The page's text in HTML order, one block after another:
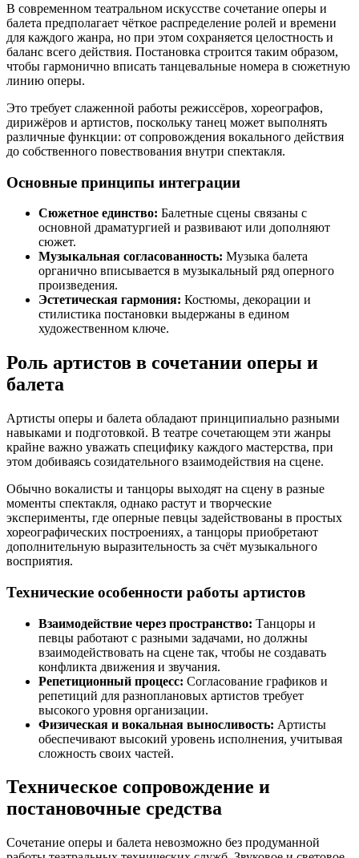
В современном театральном искусстве сочетание оперы и
балета предполагает чёткое распределение ролей и времени
для каждого жанра, но при этом сохраняется целостность и
баланс всего действия. Постановка строится таким образом,
чтобы гармонично вписать танцевальные номера в сюжетную
линию оперы.
Это требует слаженной работы режиссёров, хореографов,
дирижёров и артистов, поскольку танец может выполнять
различные функции: от сопровождения вокального действия
до собственного повествования внутри спектакля.
Основные принципы интеграции
Сюжетное единство: Балетные сцены связаны с
основной драматургией и развивают или дополняют
сюжет.
Музыкальная согласованность: Музыка балета
органично вписывается в музыкальный ряд оперного
произведения.
Эстетическая гармония: Костюмы, декорации и
стилистика постановки выдержаны в едином
художественном ключе.
Роль артистов в сочетании оперы и
балета
Артисты оперы и балета обладают принципиально разными
навыками и подготовкой. В театре сочетающем эти жанры
крайне важно уважать специфику каждого мастерства, при
этом добиваясь созидательного взаимодействия на сцене.
Обычно вокалисты и танцоры выходят на сцену в разные
моменты спектакля, однако растут и творческие
эксперименты, где оперные певцы задействованы в простых
хореографических построениях, а танцоры приобретают
дополнительную выразительность за счёт музыкального
восприятия.
Технические особенности работы артистов
Взаимодействие через пространство: Танцоры и
певцы работают с разными задачами, но должны
взаимодействовать на сцене так, чтобы не создавать
конфликта движения и звучания.
Репетиционный процесс: Согласование графиков и
репетиций для разноплановых артистов требует
высокого уровня организации.
Физическая и вокальная выносливость: Артисты
обеспечивают высокий уровень исполнения, учитывая
сложность своих частей.
Техническое сопровождение и
постановочные средства
Сочетание оперы и балета невозможно без продуманной